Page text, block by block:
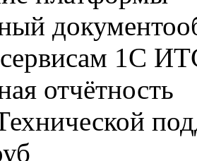
1С
отчётность